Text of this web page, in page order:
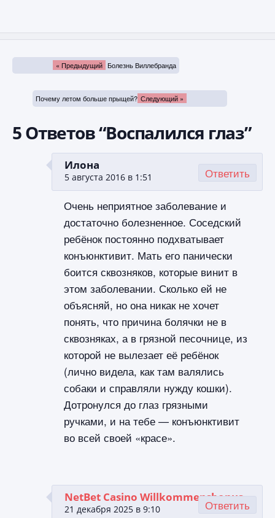
« Предыдущий Болезнь Виллебранда
Почему летом больше прыщей? Следующий »
5 Ответов “Воспалился глаз”
Илона
5 августа 2016 в 1:51
Очень неприятное заболевание и
достаточно болезненное. Соседский
ребёнок постоянно подхватывает
конъюнктивит. Мать его панически
боится сквозняков, которые винит в
этом заболевании. Сколько ей не
объясняй, но она никак не хочет
понять, что причина болячки не в
сквозняках, а в грязной песочнице, из
которой не вылезает её ребёнок
(лично видела, как там валялись
собаки и справляли нужду кошки).
Дотронулся до глаз грязными
ручками, и на тебе — конъюнктивит
во всей своей «красе».
Ответить
NetBet Casino Willkommensbonus
21 декабря 2025 в 9:10 Ответить